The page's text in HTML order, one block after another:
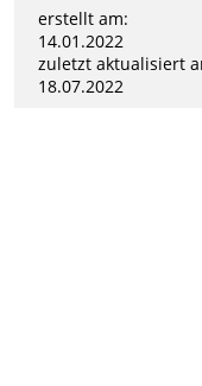
erstellt am:
14.01.2022
zuletzt aktualisiert
18.07.2022